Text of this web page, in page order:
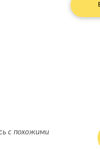
с похожими